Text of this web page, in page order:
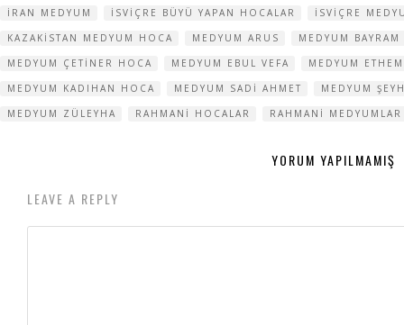
IRAN MEDYUM ISVIÇRE BÜYÜ YAPAN HOCALAR
ISVIÇRE
KAZAKISTAN MEDYUM HOCA
MEDYUM ARUS
MEDYUM
MEDYUM ÇETINER HOCA
MEDYUM EBUL VEFA
MEDYUM
MEDYUM KADIHAN HOCA
MEDYUM SADI AHMET
MEDYUM
MEDYUM ZÜLEYHA
RAHMANI HOCALAR RAHMANI MEDYUMLAR
YORUM YAPILMAMIŞ
LEAVE A REPLY